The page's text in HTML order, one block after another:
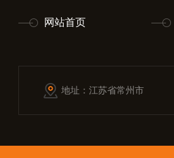
网站首页
地址：江苏省常州市